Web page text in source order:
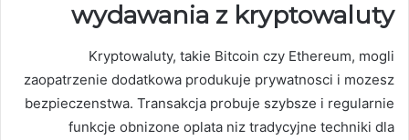
wydawania z kryptowaluty
Kryptowaluty, takie Bitcoin czy Ethereum, mogli
zaopatrzenie dodatkowa produkuje prywatnosci i mozesz
bezpieczenstwa. Transakcja probuje szybsze i regularnie
funkcje obnizone oplata niz tradycyjne techniki dla